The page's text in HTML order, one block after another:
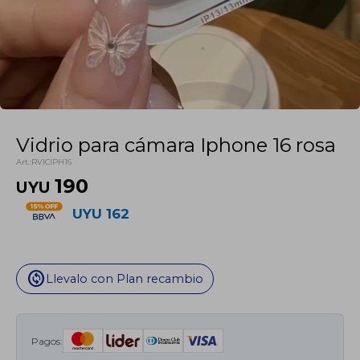
Vidrio para cámara Iphone 16 rosa
RVICIPH16
UYU 190
UYU 162
change_circle Llevalo con Plan recambio
Pagos: